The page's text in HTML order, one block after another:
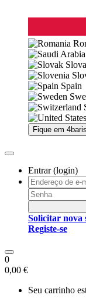
Spain
Fique em
Entrar (login)
Solicitar nova
Registe-se
0
0,00 €
Seu carrinho